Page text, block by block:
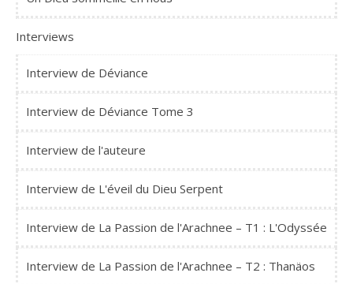
Interviews
Interview de Déviance
Interview de Déviance Tome 3
Interview de l'auteure
Interview de L'éveil du Dieu Serpent
Interview de La Passion de l'Arachnee – T1 : L'Odyssée
Interview de La Passion de l'Arachnee – T2 : Thanäos